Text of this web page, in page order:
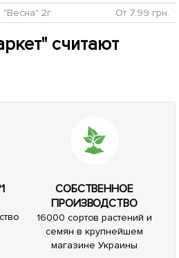
2г
От 7.99 грн.
считают
СОБСТВЕННОЕ
ПРОИЗВОДСТВО
16000 сортов растений и
семян в крупнейшем
магазине Украины